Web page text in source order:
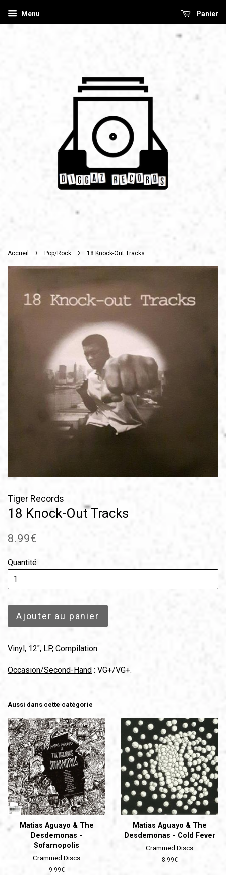
Menu Panier
Accueil › Pop/Rock › 18 Knock-Out Tracks
Tiger Records
18 Knock-Out Tracks
Prix
8.99€
Quantité
Ajouter au panier
Vinyl, 12", LP, Compilation.
Occasion/Second-Hand : VG+/VG+.
Aussi dans cette catégorie
Matias Aguayo & The
Desdemonas -
Sofarnopolis
Crammed Discs
Prix
9.99€
Matias Aguayo & The
Desdemonas - Cold Fever
Crammed Discs
Prix
8.99€